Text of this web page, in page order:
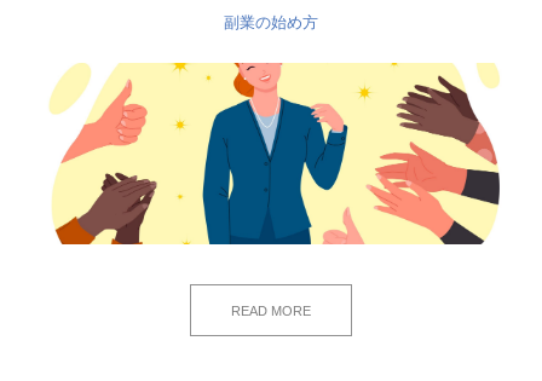
副業の始め方
READ MORE